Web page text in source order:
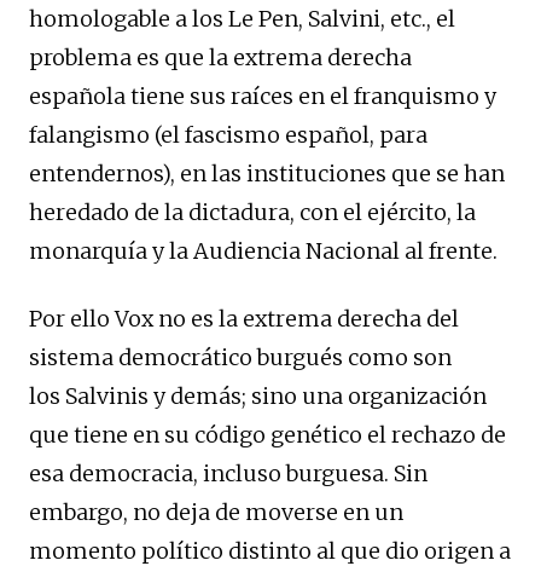
homologable a los Le Pen, Salvini, etc., el
problema es que la extrema derecha
española tiene sus raíces en el franquismo y
falangismo (el fascismo español, para
entendernos), en las instituciones que se han
heredado de la dictadura, con el ejército, la
monarquía y la Audiencia Nacional al frente.
Por elloVoxno es la extrema derecha del
sistema democrático burgués como son
los Salvinis y demás; sino una organización
que tiene en su código genético el rechazo de
esa democracia, incluso burguesa. Sin
embargo, no deja de moverse en un
momento político distinto al que dio origen a